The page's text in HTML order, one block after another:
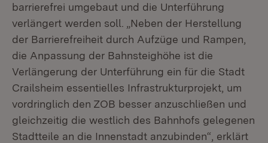
barrierefrei umgebaut und die Unterführung
verlängert werden soll. „Neben der Herstellung
der Barrierefreiheit durch Aufzüge und Rampen,
die Anpassung der Bahnsteighöhe ist die
Verlängerung der Unterführung ein für die Stadt
Crailsheim essentielles Infrastrukturprojekt, um
vordringlich den ZOB besser anzuschließen und
gleichzeitig die westlich des Bahnhofs gelegenen
Stadtteile an die Innenstadt anzubinden“, erklärt